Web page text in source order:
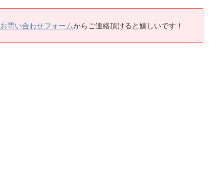
お問い合わせフォームからご連絡頂けると嬉しいです！